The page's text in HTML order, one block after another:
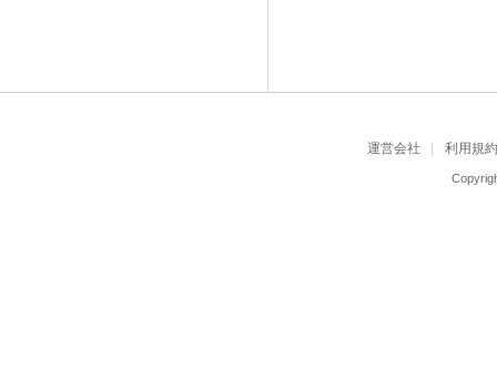
運営会社 利用規